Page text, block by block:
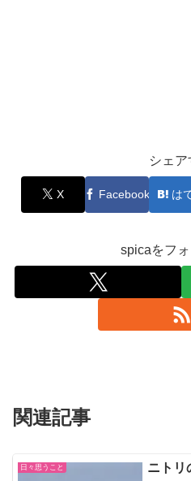
シェア
X Facebook は
spicaをフ
関連記事
日々思うこと ニトリ